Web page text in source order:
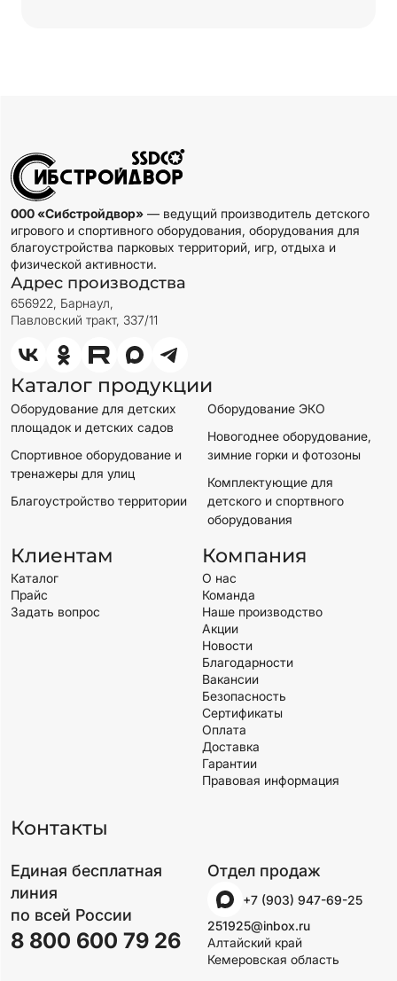
000 «Сибстройдвор» — ведущий производитель детского
игрового и спортивного оборудования, оборудования для
благоустройства парковых территорий, игр, отдыха и
физической активности.
Адрес производства
656922, Барнаул,
Павловский тракт, 337/11
Каталог продукции
Оборудование для детских
площадок и детских садов
Спортивное оборудование и
тренажеры для улиц
Благоустройство территории
Оборудование ЭКО
Новогоднее оборудование,
зимние горки и фотозоны
Комплектующие для
детского и спортвного
оборудования
Клиентам
Каталог
Прайс
Задать вопрос
Компания
О нас
Команда
Наше производство
Акции
Новости
Благодарности
Вакансии
Безопасность
Сертификаты
Оплата
Доставка
Гарантии
Правовая информация
Контакты
Единая бесплатная
линия
по всей России
8 800 600 79 26
Отдел продаж
+7 (903) 947-69-25
251925@inbox.ru
Алтайский край
Кемеровская область